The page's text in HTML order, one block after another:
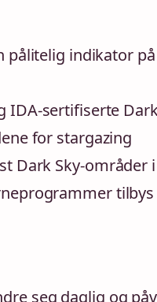
pålitelig indikator
IDA-sertifiserte
for stargazing
Dark Sky-områder
seg daglig og